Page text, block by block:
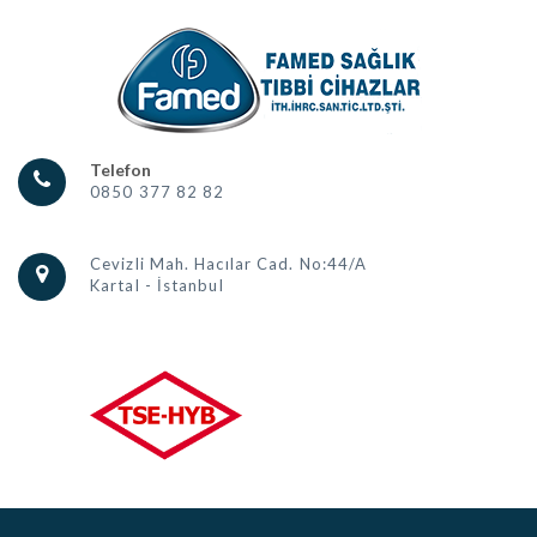
Telefon
0850 377 82 82
Cevizli Mah. Hacılar Cad. No:44/A
Kartal - İstanbul